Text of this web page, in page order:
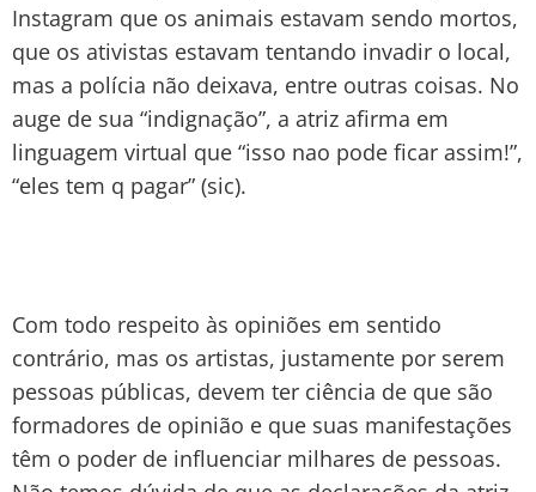
Instagram que os animais estavam sendo mortos,
que os ativistas estavam tentando invadir o local,
mas a polícia não deixava, entre outras coisas. No
auge de sua “indignação”, a atriz afirma em
linguagem virtual que “isso nao pode ficar assim!”,
“eles tem q pagar” (sic).
Com todo respeito às opiniões em sentido
contrário, mas os artistas, justamente por serem
pessoas públicas, devem ter ciência de que são
formadores de opinião e que suas manifestações
têm o poder de influenciar milhares de pessoas.